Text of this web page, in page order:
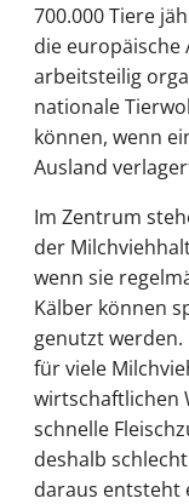
700.000 Tiere
die europäische
arbeitsteilig
nationale
können, wenn
Ausland
Im Zentrum
der
wenn sie
Kälber können
genutzt werden.
für viele
wirtschaftlichen
schnelle
deshalb
daraus entsteht